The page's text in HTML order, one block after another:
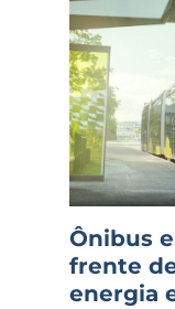
Ônibus
frente
energia